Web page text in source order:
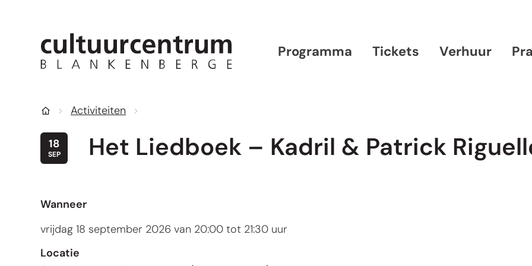
CC Blankenberge
Programma Tickets Verhuur
StartpaginaActiviteiten
Het Liedboek – Kadril & Patrick
VR
18
SEP
Wanneer
vrijdag 18 september 2026 van 20:00 tot 21:30 uur
Locatie